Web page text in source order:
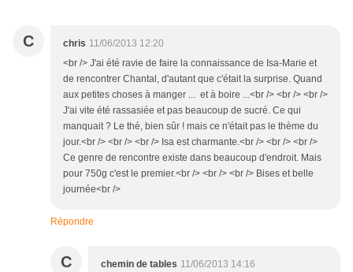
C chris 11/06/2013 12:20
<br /> J'ai été ravie de faire la connaissance de Isa-Marie et
de rencontrer Chantal, d'autant que c'était la surprise. Quand
aux petites choses à manger ... et à boire ...<br /> <br /> <br />
J'ai vite été rassasiée et pas beaucoup de sucré. Ce qui
manquait ? Le thé, bien sûr ! mais ce n'était pas le thème du
jour.<br /> <br /> <br /> Isa est charmante.<br /> <br /> <br />
Ce genre de rencontre existe dans beaucoup d'endroit. Mais
pour 750g c'est le premier.<br /> <br /> <br /> Bises et belle
journée<br />
Répondre
C chemin de tables 11/06/2013 14:16